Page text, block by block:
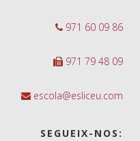
971 60 09 86
971 79 48 09
escola@esliceu.com
SEGUEIX-NOS: